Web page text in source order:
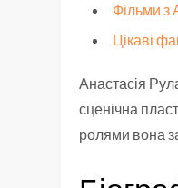
Фільми з
Цікаві
Анастасія
сценічна
ролями вона